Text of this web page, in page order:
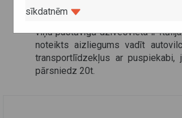
ierobežojumi attiecināmi uz
vadītājiem, kuru vecums
viņu pastāvīgā dzīvesvieta ir
noteikts aizliegums vadīt
transportlīdzekļus ar
pārsniedz 20t.
sīkdatnēm